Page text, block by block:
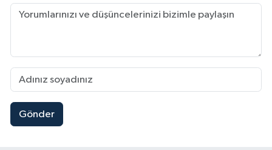
Gönder
23:59 |Kahramanmaraş Elbistan’da İdris Altun Taziye